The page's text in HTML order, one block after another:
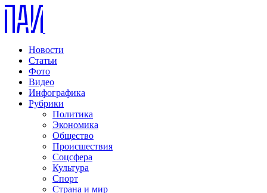
Новости
Статьи
Фото
Видео
Инфографика
Рубрики
Политика
Экономика
Общество
Происшествия
Соцсфера
Культура
Спорт
Страна и мир